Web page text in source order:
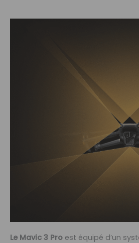
Le Mavic 3 Pro est équipé d’un